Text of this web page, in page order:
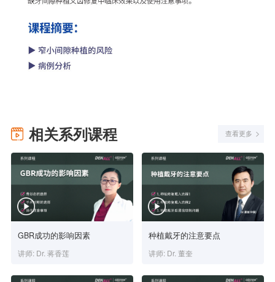
相关系列课程 查看更多
GBR成功的影响因素
讲师: Dr. 蒋香莲
种植戴牙的注意要点
讲师: Dr. 董奎